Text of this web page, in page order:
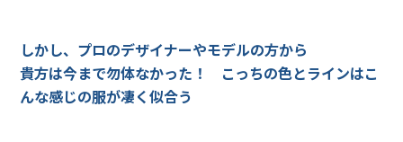
しかし、プロのデザイナーやモデルの方から
貴方は今まで勿体なかった！ こっちの色とラインはこ
んな感じの服が凄く似合う